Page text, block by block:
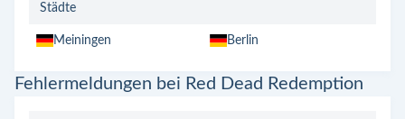
Städte
Meiningen Berlin
Fehlermeldungen bei Red Dead Redemption